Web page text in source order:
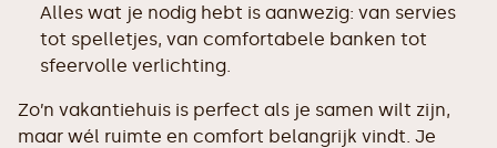
Alles wat je nodig hebt is aanwezig: van servies
tot spelletjes, van comfortabele banken tot
sfeervolle verlichting.
Zo’n vakantiehuis is perfect als je samen wilt zijn,
maar wél ruimte en comfort belangrijk vindt. Je